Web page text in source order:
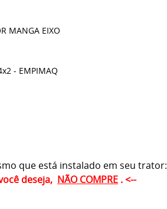
MANGA EIXO
- EMPIMAQ
que está instalado em seu trator:
deseja, NÃO COMPRE . <--